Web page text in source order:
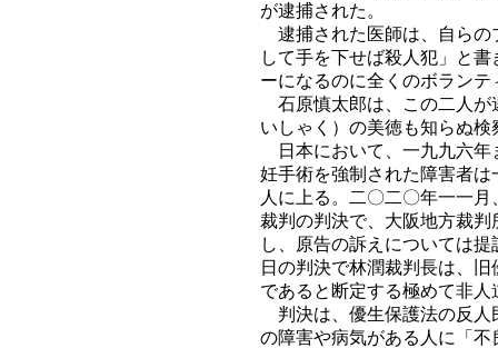
が逮捕された。
逮捕された医師は、自ら
して手を下せば殺人犯」と
ーになるのに全くのボラン
石原慎太郎は、この二人が
いしゃく）の美徳も知らぬ
日本において、一九九六年
妊手術を強制された障害者
人に上る。二〇二〇年一一
裁判の判決で、大阪地方裁
し、原告の訴えについては
日の判決で林潤裁判長は、
であると断定する極めて非
判決は、優生保護法の反人
の障害や病気がある人に「